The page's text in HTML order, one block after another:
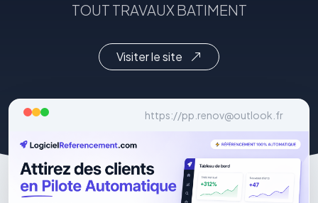
TOUT TRAVAUX BATIMENT
Visiter le site
https://pp.renov@outlook.fr